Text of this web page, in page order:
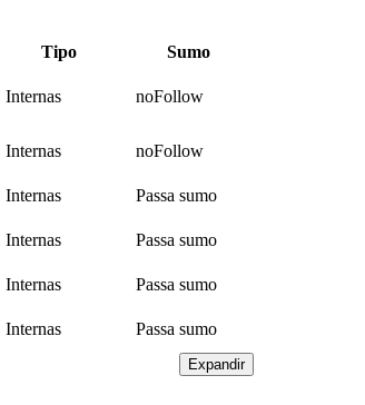
Tipo
Sumo
Internas noFollow
Internas noFollow
Internas Passa sumo
Internas Passa sumo
Internas Passa sumo
Internas Passa sumo
Expandir